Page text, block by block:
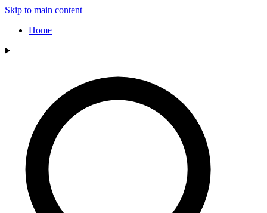
Skip to main content
Home